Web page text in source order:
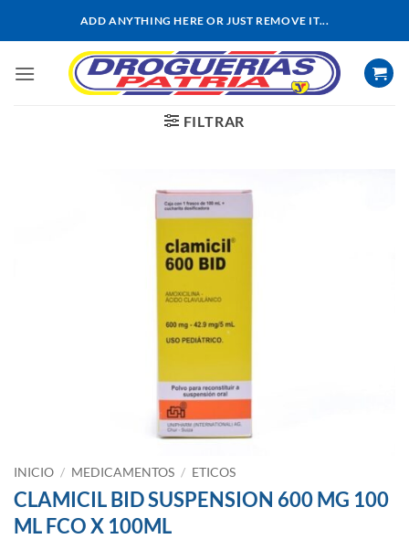
ADD ANYTHING HERE OR JUST REMOVE IT...
FILTRAR
INICIO / MEDICAMENTOS / ETICOS
CLAMICIL BID SUSPENSION 600 MG 100
ML FCO X 100ML